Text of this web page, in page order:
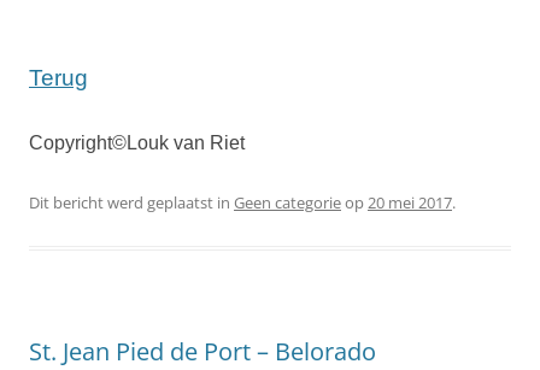
Terug
Copyright©Louk van Riet
Dit bericht werd geplaatst in Geen categorieop20 mei 2017.
St. Jean Pied de Port – Belorado